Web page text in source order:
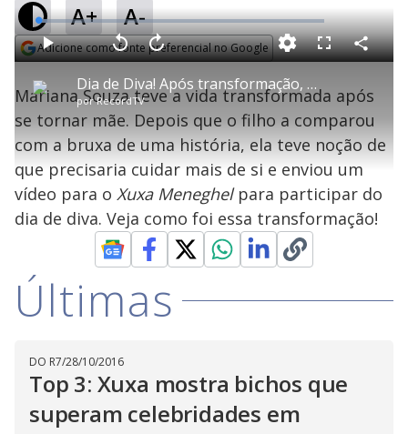
A+ A-
Adicione como fonte preferencial no Google
P
l
a
y
V
i
d
Dia de Diva! Após transformação, Mariana diz que deixou de ser bruxa para os filhos
porRecordTV
P V
a
r
0
e
g
n
d
o
s
A
a
n
ç
a
1
s
e
u
n
o
L
o
a
d
e
:
3
.
0
7
%
F
s
c
e
n
C
o
a
r
i
l
a
Mariana Souza teve a vida transformada após
se tornar mãe. Depois que o filho a comparou
com a bruxa de uma história, ela teve noção de
que precisaria cuidar mais de si e enviou um
vídeo para o Xuxa Meneghelpara participar do
dia de diva. Veja como foi essa transformação!
Últimas
DO R7/28/10/2016
Top 3: Xuxa mostra bichos que
superam celebridades em